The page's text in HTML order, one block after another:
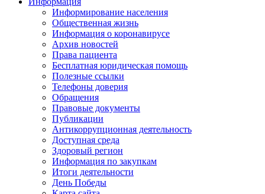
Информирование населения
Общественная жизнь
Информация о коронавирусе
Архив новостей
Права пациента
Бесплатная юридическая помощь
Полезные ссылки
Телефоны доверия
Обращения
Правовые документы
Публикации
Антикоррупционная деятельность
Доступная среда
Здоровый регион
Информация по закупкам
Итоги деятельности
День Победы